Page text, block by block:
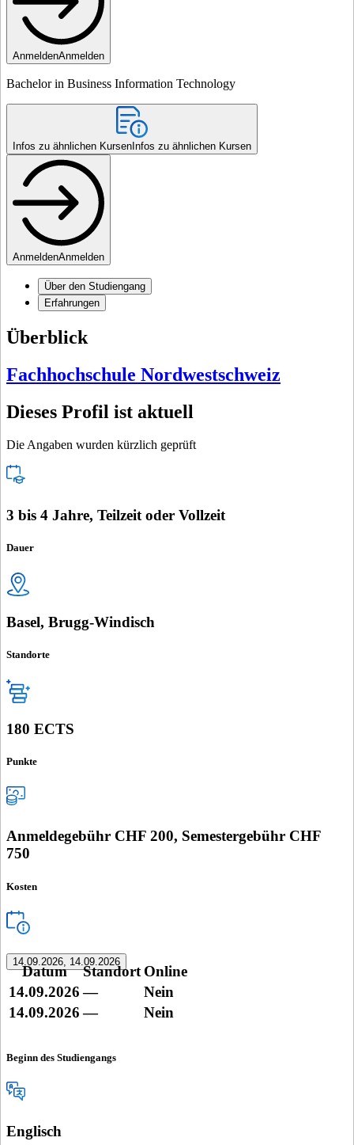
AnmeldenAnmelden
Bachelor in Business Information Technology
Infos zu ähnlichen Kursen Infos zu ähnlichen Kursen
AnmeldenAnmelden
Über den Studiengang
Erfahrungen
Überblick
Fachhochschule Nordwestschweiz
Dieses Profil ist aktuell
Die Angaben wurden kürzlich geprüft
3 bis 4 Jahre, Teilzeit oder Vollzeit
Dauer
Basel, Brugg-Windisch
Standorte
180 ECTS
Punkte
Anmeldegebühr CHF 200, Semestergebühr CHF
750
Kosten
14.09.2026, 14.09.2026
Datum Standort Online
14.09.2026 —
Nein
14.09.2026 — Nein
Beginn des Studiengangs
Englisch